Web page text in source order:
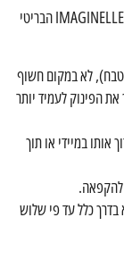
לא במקום חשוף
הפינוק לעמיד יותר
במיידי או תוך
להקפאה.
כלל עד פי שלוש